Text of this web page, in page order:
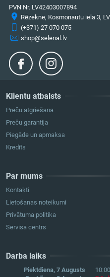
Klientu atbalsts
Preču atgriešana
Preču garantija
Piegāde un apmaksa
Kredīts
Par mums
Kontakti
Lietošanas noteikumi
Privātuma politika
Servisa centrs
Darba laiks
Piektdiena, 7 Augusts
PVN Nr. LV42403007894
Rēzekne, Kosmonautu iela 3,
(+371) 27 070 075
shop@selenal.lv